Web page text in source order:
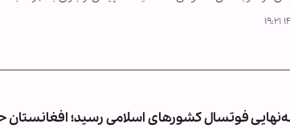
فوتسال کشورهای اسلامی رسید؛